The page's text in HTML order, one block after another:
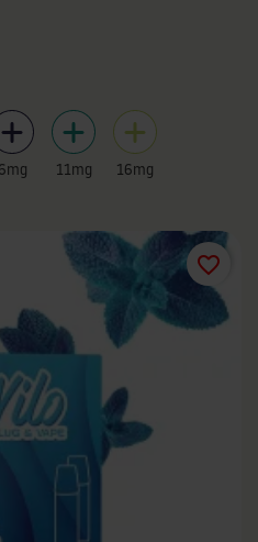
6mg 11mg 16mg
favorite_border